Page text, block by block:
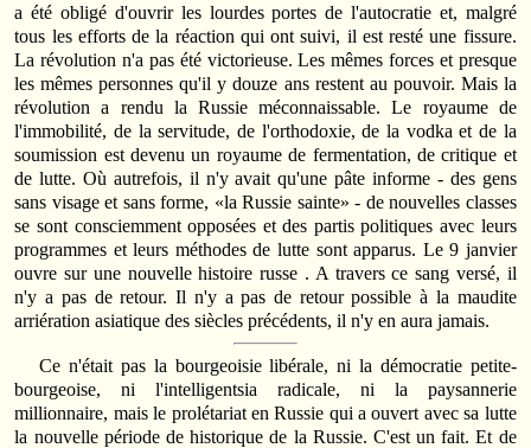
a été obligé d'ouvrir les lourdes portes de l'autocratie et, malgré
tous les efforts de la réaction qui ont suivi, il est resté une fissure.
La révolution n'a pas été victorieuse. Les mêmes forces et presque
les mêmes personnes qu'il y douze ans restent au pouvoir. Mais la
révolution a rendu la Russie méconnaissable. Le royaume de
l'immobilité, de la servitude, de l'orthodoxie, de la vodka et de la
soumission est devenu un royaume de fermentation, de critique et
de lutte. Où autrefois, il n'y avait qu'une pâte informe - des gens
sans visage et sans forme, «la Russie sainte» - de nouvelles classes
se sont consciemment opposées et des partis politiques avec leurs
programmes et leurs méthodes de lutte sont apparus. Le 9 janvier
ouvre sur une nouvelle histoire russe . A travers ce sang versé, il
n'y a pas de retour. Il n'y a pas de retour possible à la maudite
arriération asiatique des siècles précédents, il n'y en aura jamais.
Ce n'était pas la bourgeoisie libérale, ni la démocratie petite-
bourgeoise, ni l'intelligentsia radicale, ni la paysannerie
millionnaire, mais le prolétariat en Russie qui a ouvert avec sa lutte
la nouvelle période de historique de la Russie. C'est un fait. Et de